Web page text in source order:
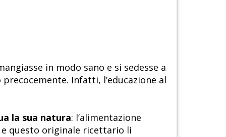
in modo sano e si sedesse a
Infatti, l’educazione al
la sua natura: l’alimentazione
questo originale ricettario li